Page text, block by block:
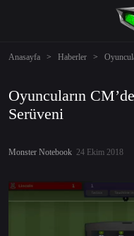
Anasayfa > Haberler >
Oyuncuların
Serüveni
Monster Notebook 24 Ekim 2018